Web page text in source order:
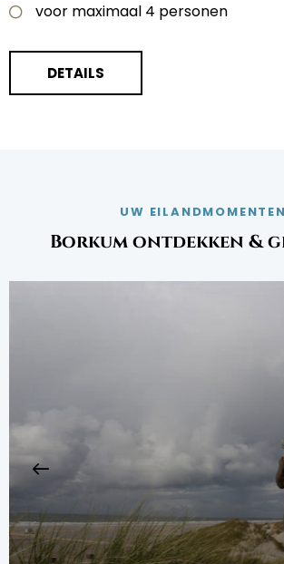
voor maximaal 4 personen
DETAILS
UW EILANDMOMENTEN
Borkum ontdekken &